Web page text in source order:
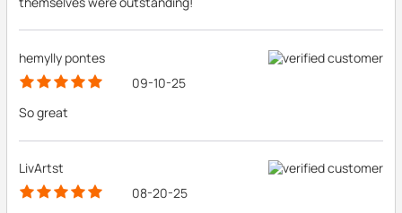
hemylly pontes
09-10-25
So great
LivArtst
08-20-25